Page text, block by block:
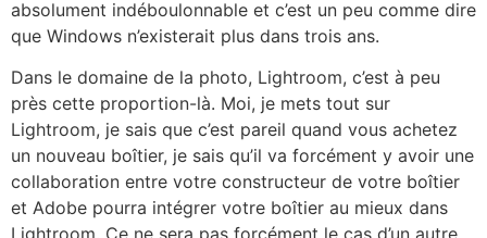
absolument indéboulonnable et c’est un peu comme dire
que Windows n’existerait plus dans trois ans.
Dans le domaine de la photo, Lightroom, c’est à peu
près cette proportion-là. Moi, je mets tout sur
Lightroom, je sais que c’est pareil quand vous achetez
un nouveau boîtier, je sais qu’il va forcément y avoir une
collaboration entre votre constructeur de votre boîtier
et Adobe pourra intégrer votre boîtier au mieux dans